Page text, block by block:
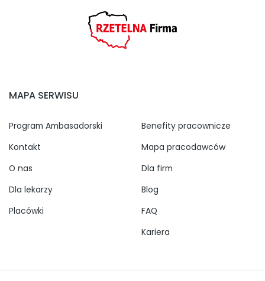
MAPA SERWISU
Program Ambasadorski
Kontakt
O nas
Dla lekarzy
Placówki
Benefity pracownicze
Mapa pracodawców
Dla firm
Blog
FAQ
Kariera